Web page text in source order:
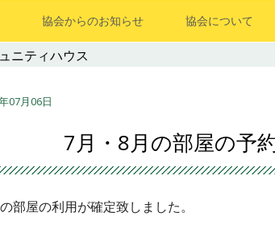
協会からのお知らせ 協会について
ニティハウス
07月06日
7月・8月の部屋の予
部屋の利用が確定致しました。